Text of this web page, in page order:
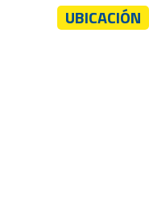
UBICACIÓN